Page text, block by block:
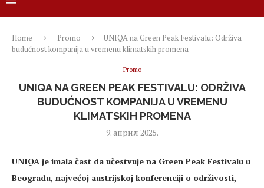
Home Promo
UNIQA na Green Peak Festivalu: Održiva
budućnost kompanija u vremenu klimatskih promena
Promo
UNIQA NA GREEN PEAK FESTIVALU: ODRŽIVA
BUDUĆNOST KOMPANIJA U VREMENU
KLIMATSKIH PROMENA
9. април 2025.
UNIQA je imala čast da učestvuje na Green Peak Festivalu u
Beogradu, najvećoj austrijskoj konferenciji o održivosti,